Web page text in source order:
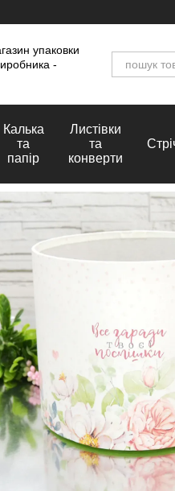
Калька
та
папір
Листівки
та
конверти